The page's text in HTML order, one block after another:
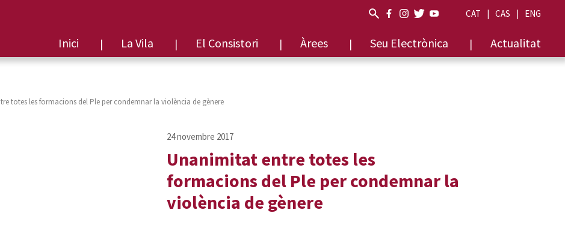
CAT CAS ENG
Inici La Vila El Consistori Àrees Seu Electrònica Actualitat
totes les formacions del Ple per condemnar la violència de gènere
Unanimitat entre totes les
formacions del Ple per condemnar la
violència de gènere